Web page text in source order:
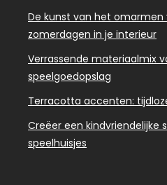
De kunst van het
zomerdagen in je interieur
Verrassende materiaalmix
speelgoedopslag
Terracotta accenten:
Creëer een kindvriendelijke
speelhuisjes